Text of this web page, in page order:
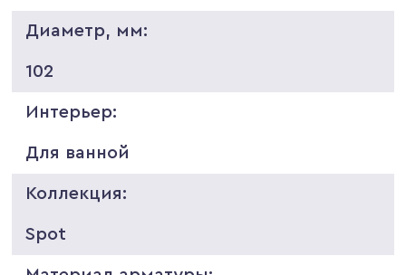
Диаметр, мм:
102
Интерьер:
Для ванной
Коллекция:
Spot